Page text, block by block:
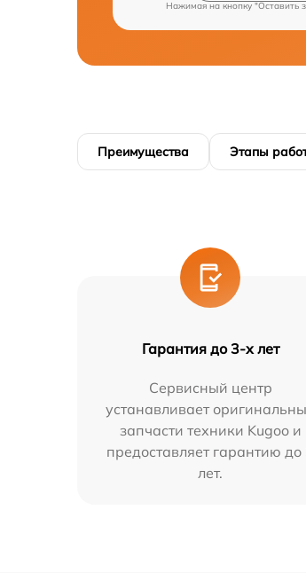
Нажимая на кнопку "Оставить
Преимущества Этапы
Гарантия до 3-х лет
Сервисный центр
устанавливает
запчасти техники Kugoo и
предоставляет гарантию до
лет.